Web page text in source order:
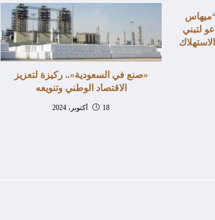
«صنع في السعودية».. ركيزة لتعزيز
الاقتصاد الوطني وتنويعه
18 أكتوبر، 2024
لتبني